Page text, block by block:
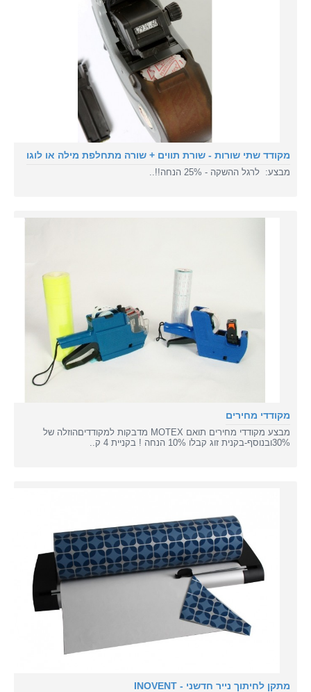
מקודד שתי שורות - שורת תווים + שורה מתחלפת מילה או לוגו
מבצע: לרגל ההשקה - 25% הנחה!!..
מקודדי מחירים
מבצע מקודדי מחירים תואם MOTEX מדבקות למקודדיםהוזלה של
30%ובנוסף-בקנית זוג קבלו 10% הנחה ! בקניית 4 ק..
מתקן לחיתוך נייר חדשני - INOVENT